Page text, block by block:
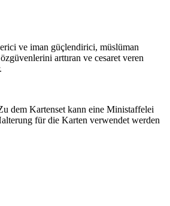
ve iman güçlendirici, müslüman
arttıran ve cesaret veren
dem Kartenset kann eine Ministaffelei
für die Karten verwendet werden